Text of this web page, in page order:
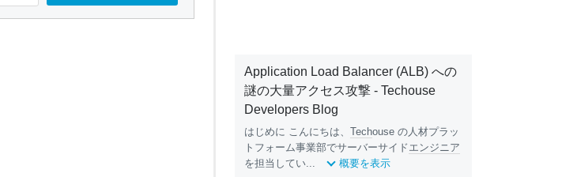
Application Load Balancer (ALB) への
謎の大量アクセス攻撃 - Techouse
Developers Blog
はじめに こんにちは、 Techouse の人材プラッ
トフォーム事業部でサーバーサイドエンジニア
を担当してい...
概要を表示